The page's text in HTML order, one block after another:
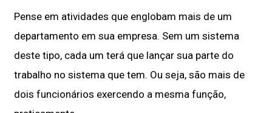
Pense em atividades que englobam mais de um
departamento em sua empresa. Sem um sistema
deste tipo, cada um terá que lançar sua parte do
trabalho no sistema que tem. Ou seja, são mais de
dois funcionários exercendo a mesma função,